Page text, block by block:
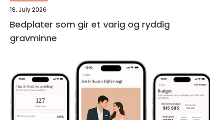
19. July 2026
Bedplater som gir et varig og ryddig
gravminne